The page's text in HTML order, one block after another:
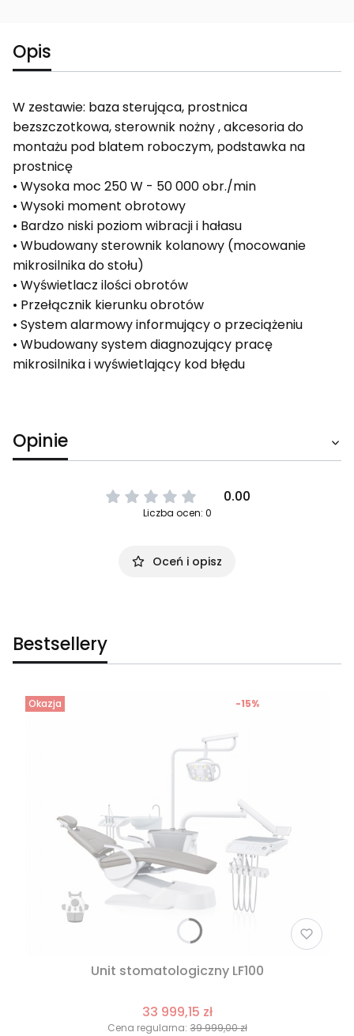
Opis
W zestawie: baza sterująca, prostnica
bezszczotkowa, sterownik nożny , akcesoria do
montażu pod blatem roboczym, podstawka na
prostnicę
• Wysoka moc 250 W - 50 000 obr./min
• Wysoki moment obrotowy
• Bardzo niski poziom wibracji i hałasu
• Wbudowany sterownik kolanowy (mocowanie
mikrosilnika do stołu)
• Wyświetlacz ilości obrotów
• Przełącznik kierunku obrotów
• System alarmowy informujący o przeciążeniu
• Wbudowany system diagnozujący pracę
mikrosilnika i wyświetlający kod błędu
Opinie
0.00
Liczba ocen: 0
Oceń i opisz
Bestsellery
Okazja
Unit stomatologiczny LF100
33 999,15 zł
Cena regularna: 39 999,00 zł
-15%